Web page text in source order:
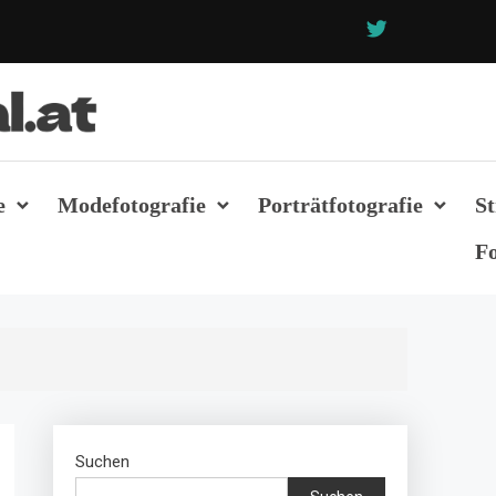
Modefotografie Porträtfotografie
Suchen